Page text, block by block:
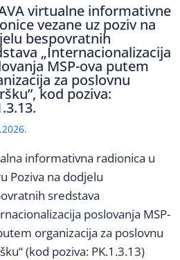
virtualne informativne
vezane uz poziv na
bespovratnih
„Internacionalizacija
MSP-ova putem
za poslovnu
kod poziva:
informativna radionica u
Poziva na dodjelu
sredstava
poslovanja MSP-
organizacija za poslovnu
(kod poziva: PK.1.3.13)